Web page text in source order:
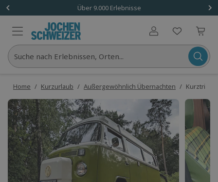
Über 9.000 Erlebnisse
Benutzerkonto
Suche nach Erlebnissen, Orten...
Home / Kurzurlaub / Außergewöhnlich Übernachten / Kurztrip